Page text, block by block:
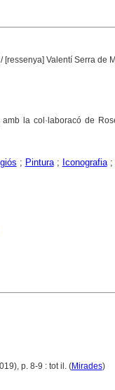
[ressenya] Valentí Serra de
la col·laboracó de
; Pintura; Iconografia;
p. 8-9 : tot il. (Mirades)